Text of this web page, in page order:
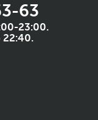
63
23:00.
22:40.